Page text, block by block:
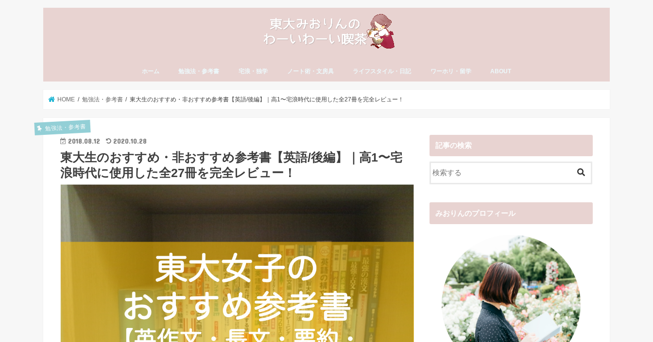
ホーム 勉強法・参考書 宅浪・独学 ノート術・文房具 ライフスタイル・日記 ワーホリ・留学 ABOUT
HOME 勉強法・参考書 東大生のおすすめ・非おすすめ参考書【英語/後編】｜高1〜宅浪時代に使用した全27冊を完全レビュー！
勉強法・参考書
2018.08.12 2020.10.28
東大生のおすすめ・非おすすめ参考書【英語/後編】｜高1〜宅
浪時代に使用した全27冊を完全レビュー！
記事の検索
みおりんのプロフィール